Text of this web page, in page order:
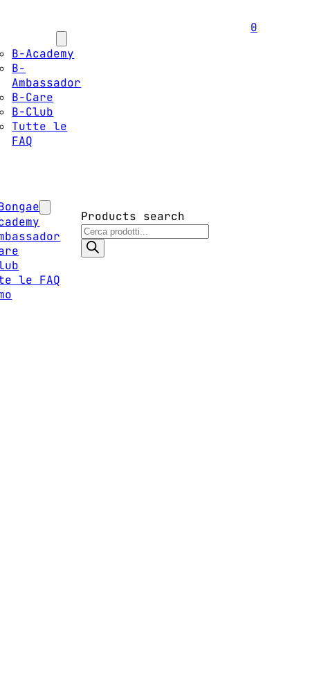
B-Academy
B-
Ambassador
B-Care
B-Club
Tutte le
FAQ
le FAQ
Products search
0